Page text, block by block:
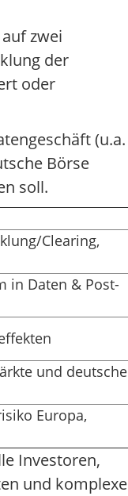
zwei
der
oder
(u.a.
Börse
soll.
Clearing,
in Daten & Post-
und deutsche
Europa,
Investoren,
und komplexe